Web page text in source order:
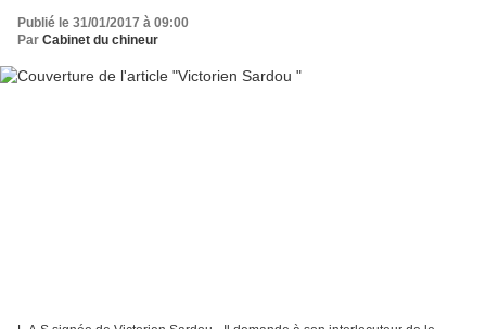
Publié le 31/01/2017 à 09:00
Par Cabinet du chineur